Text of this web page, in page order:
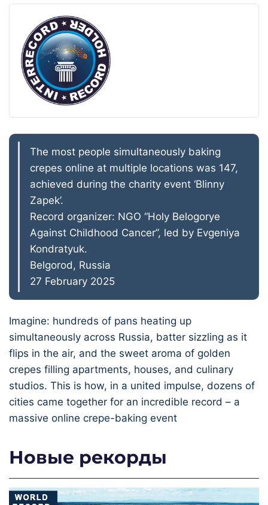
The most people simultaneously baking
crepes online at multiple locations was 147,
achieved during the charity event ‘Blinny
Zapek’.
Record organizer: NGO “Holy Belogorye
Against Childhood Cancer”, led by Evgeniya
Kondratyuk.
Belgorod, Russia
27 February 2025
Imagine: hundreds of pans heating up
simultaneously across Russia, batter sizzling as it
flips in the air, and the sweet aroma of golden
crepes filling apartments, houses, and culinary
studios. This is how, in a united impulse, dozens of
cities came together for an incredible record – a
massive online crepe-baking event
Новые рекорды